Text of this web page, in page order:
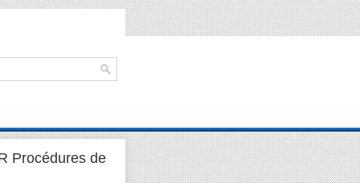
Procédures de